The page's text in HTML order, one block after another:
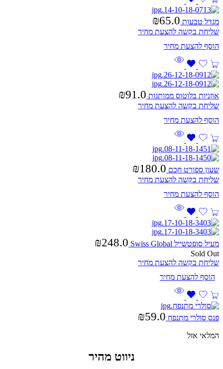
מגדל טבעות ₪65.0
שליחת בקשה להצעת מחיר
אוזניות בלוטוס ממותגות ₪91.0
שליחת בקשה להצעת מחיר
שעון ספורט חכם ₪180.0
שליחת בקשה להצעת מחיר
מעיל סופטשייל Swiss Global ₪248.0
Sold Out
שליחת בקשה להצעת מחיר
פנס סולרי מתנפח ₪59.0
המלאי אזל
ניווט מהיר